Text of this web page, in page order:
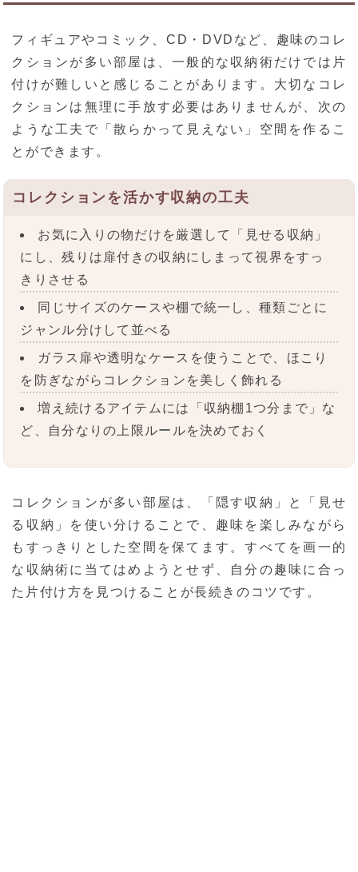
フィギュアやコミック、CD・DVDなど、趣味のコレ
クションが多い部屋は、一般的な収納術だけでは片
付けが難しいと感じることがあります。大切なコレ
クションは無理に手放す必要はありませんが、次の
ような工夫で「散らかって見えない」空間を作るこ
とができます。
コレクションを活かす収納の工夫
お気に入りの物だけを厳選して「見せる収納」
にし、残りは扉付きの収納にしまって視界をすっ
きりさせる
同じサイズのケースや棚で統一し、種類ごとに
ジャンル分けして並べる
ガラス扉や透明なケースを使うことで、ほこり
を防ぎながらコレクションを美しく飾れる
増え続けるアイテムには「収納棚1つ分まで」な
ど、自分なりの上限ルールを決めておく
コレクションが多い部屋は、「隠す収納」と「見せ
る収納」を使い分けることで、趣味を楽しみながら
もすっきりとした空間を保てます。すべてを画一的
な収納術に当てはめようとせず、自分の趣味に合っ
た片付け方を見つけることが長続きのコツです。